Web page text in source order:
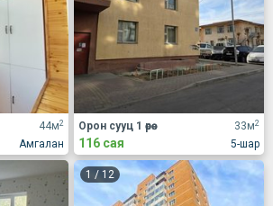
44м2
Амгалан
33м2
5-шар
Орон сууц 1 өрөө
116 сая
1 / 12